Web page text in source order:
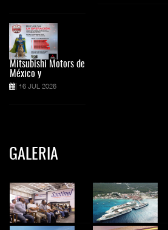
Mitsubishi Motors de
México y
16 JUL 2026
GALERIA